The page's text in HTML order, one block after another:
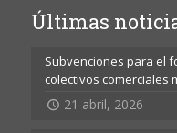
Últimas
Subvenciones para el
colectivos comerciales
21 abril, 2026